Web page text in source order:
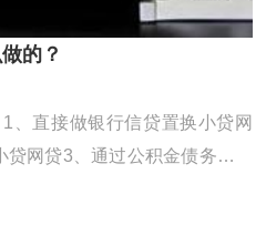
的？
、直接做银行信贷置换小贷网
网贷3、通过公积金债务重组
，减少利息支出，优化征信，